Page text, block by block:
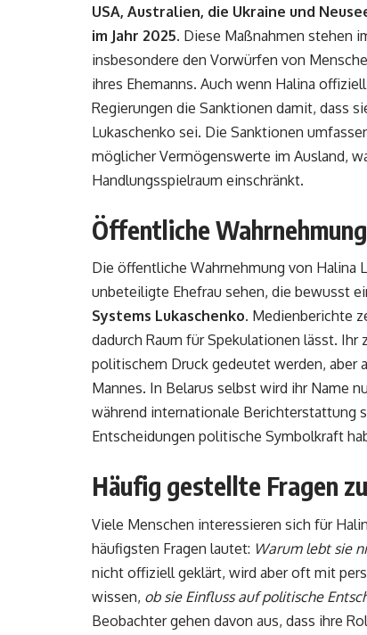
USA, Australien, die Ukraine und
im Jahr 2025. Diese Maßnahmen stehen
insbesondere den Vorwürfen von
ihres Ehemanns. Auch wenn Halina
Regierungen die Sanktionen damit, dass
Lukaschenko sei. Die Sanktionen
möglicher Vermögenswerte im Ausland,
Handlungsspielraum einschränkt.
Öffentliche
Die öffentliche Wahrnehmung von Halina
unbeteiligte Ehefrau sehen, die bewusst
Systems Lukaschenko. Medienberichte
dadurch Raum für Spekulationen lässt.
politischem Druck gedeutet werden, aber
Mannes. In Belarus selbst wird ihr Name
während internationale Berichterstattung
Entscheidungen politische Symbolkraft
Häufig gestellte Fragen
Viele Menschen interessieren sich für
häufigsten Fragen lautet: Warum lebt sie
nicht offiziell geklärt, wird aber oft mit
wissen, ob sie Einfluss auf politische
Beobachter gehen davon aus, dass ihre